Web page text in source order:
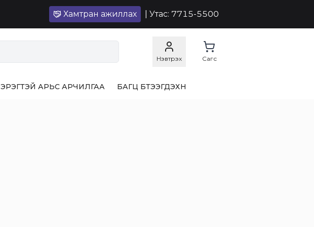
Хамтран ажиллах | Утас: 7715-5500
Нэвтрэх Сагс
ЭРЭГТЭЙ АРЬС АРЧИЛГАА БАГЦ БҮТЭЭГДЭХҮҮН